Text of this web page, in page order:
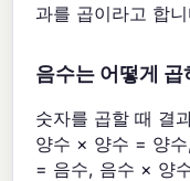
과를 곱이라고 합
음수는 어떻게 곱
숫자를 곱할 때 결
양수 × 양수 = 양
= 음수, 음수 × 양